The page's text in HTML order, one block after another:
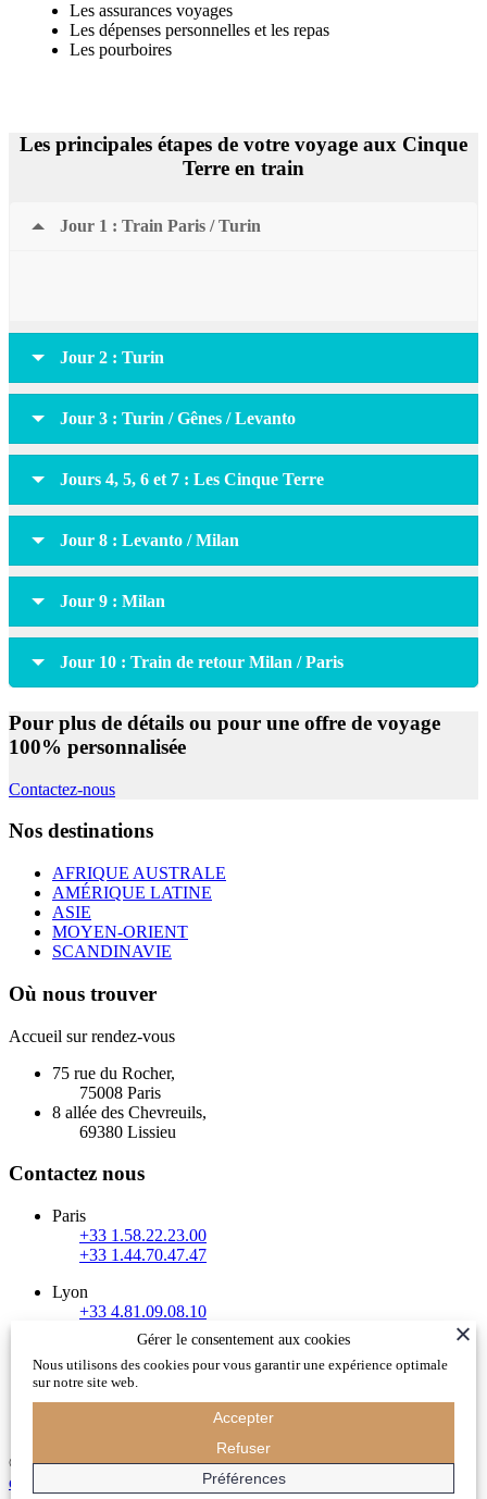
Les assurances voyages
Les dépenses personnelles et les repas
Les pourboires
Les principales étapes de votre voyage aux Cinque
Terre en train
Jour 1 : Train Paris / Turin
Jour 2 : Turin
Jour 3 : Turin / Gênes / Levanto
Jours 4, 5, 6 et 7 : Les Cinque Terre
Jour 8 : Levanto / Milan
Jour 9 : Milan
Jour 10 : Train de retour Milan / Paris
Pour plus de détails ou pour une offre de voyage
100% personnalisée
Contactez-nous
Nos destinations
AFRIQUE AUSTRALE
AMÉRIQUE LATINE
ASIE
MOYEN-ORIENT
SCANDINAVIE
Où nous trouver
Accueil sur rendez-vous
75 rue du Rocher,
75008 Paris
8 allée des Chevreuils,
69380 Lissieu
Contactez nous
Paris
+33 1.58.22.23.00
+33 1.44.70.47.47
Lyon
+33 4.81.09.08.10
Evian / Haute Savoie / Suisse Romande
+33 4.50.81.13.70
info@xanadu-decouvertes.com
© 2018 - Xanadu - Développé avec passion par l'agence de
communication Habefast
Gérer le consentement aux cookies
Nous utilisons des cookies pour vous garantir une expérience optimale
sur notre site web.
Accepter
Refuser
Préférences